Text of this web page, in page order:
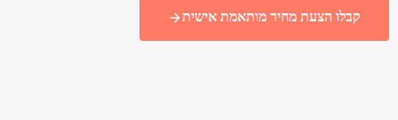
קבלו הצעת מחיר מותאמת אישית